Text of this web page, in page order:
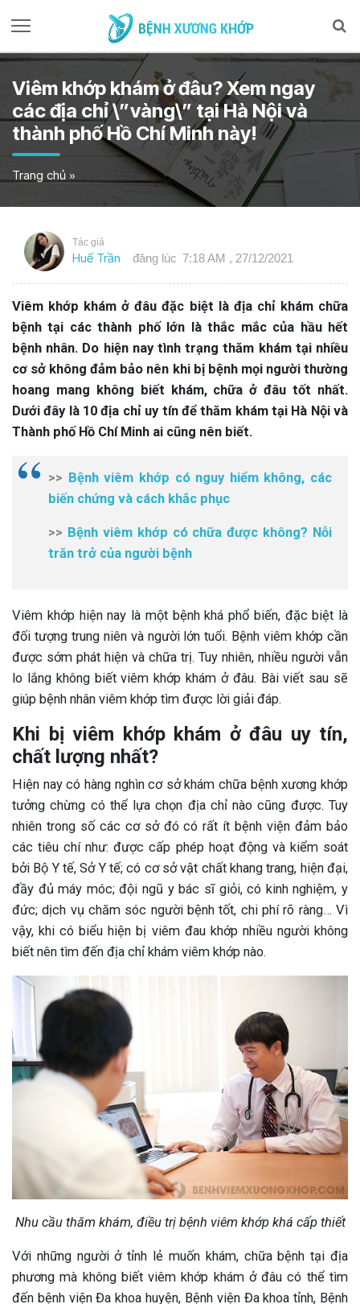
Viêm khớp khám ở đâu? Xem ngay
các địa chỉ \”vàng\” tại Hà Nội và
thành phố Hồ Chí Minh này!
Trang chủ »
Tác giả
Huế Trần đăng lúc 7:18 AM , 27/12/2021
Viêm khớp khám ở đâu đặc biệt là địa chỉ khám chữa
bệnh tại các thành phố lớn là thắc mắc của hầu hết
bệnh nhân. Do hiện nay tình trạng thăm khám tại nhiều
cơ sở không đảm bảo nên khi bị bệnh mọi người thường
hoang mang không biết khám, chữa ở đâu tốt nhất.
Dưới đây là 10 địa chỉ uy tín để thăm khám tại Hà Nội và
Thành phố Hồ Chí Minh ai cũng nên biết.
>> Bệnh viêm khớp có nguy hiểm không, các
biến chứng và cách khắc phục
>> Bệnh viêm khớp có chữa được không? Nỗi
trăn trở của người bệnh
Viêm khớp hiện nay là một bệnh khá phổ biến, đặc biệt là
đối tượng trung niên và người lớn tuổi. Bệnh viêm khớp cần
được sớm phát hiện và chữa trị. Tuy nhiên, nhiều người vẫn
lo lắng không biết viêm khớp khám ở đâu. Bài viết sau sẽ
giúp bệnh nhân viêm khớp tìm được lời giải đáp.
Khi bị viêm khớp khám ở đâu uy tín,
chất lượng nhất?
Hiện nay có hàng nghìn cơ sở khám chữa bệnh xương khớp
tưởng chừng có thể lựa chọn địa chỉ nào cũng được. Tuy
nhiên trong số các cơ sở đó có rất ít bệnh viện đảm bảo
các tiêu chí như: được cấp phép hoạt động và kiểm soát
bởi Bộ Y tế, Sở Y tế; có cơ sở vật chất khang trang, hiện đại,
đầy đủ máy móc; đội ngũ y bác sĩ giỏi, có kinh nghiệm, y
đức; dịch vụ chăm sóc người bệnh tốt, chi phí rõ ràng… Vì
vậy, khi có biểu hiện bị viêm đau khớp nhiều người không
biết nên tìm đến địa chỉ khám viêm khớp nào.
Nhu cầu thăm khám, điều trị bệnh viêm khớp khá cấp thiết
Với những người ở tỉnh lẻ muốn khám, chữa bệnh tại địa
phương mà không biết viêm khớp khám ở đâu có thể tìm
đến bệnh viện Đa khoa huyện, Bệnh viện Đa khoa tỉnh, Bệnh